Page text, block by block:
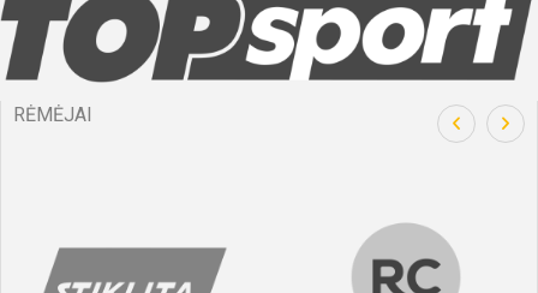
RĖMĖJAI